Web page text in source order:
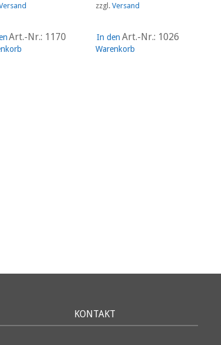
Art.-Nr.: 1170
zzgl. Versand
In den
Warenkorb
Art.-Nr.: 1026
KONTAKT